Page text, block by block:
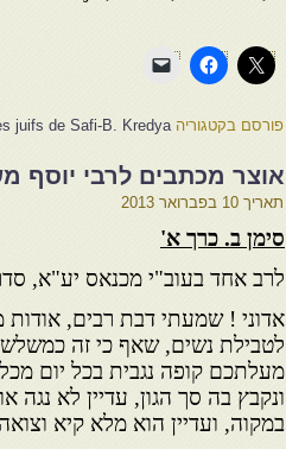
פורסם בקטגוריה juifs de Safi-B. Kredya
אוצר מכתבים לרבי יוסף
תאריך 10 בפברואר 2013
סימן ב. כרך א'
לרב אחד בעוב"י מכנאס יע"א,
אדוני ! שמעתי דבת רבים, אודות
לטבילת נשים, שאף כי זה
מעלתכם קופה נגבית בכל יום מכל
ונקבץ בה סך הגון, עדיין לא נגה
במקוה, ועדיין הוא מלא קיא